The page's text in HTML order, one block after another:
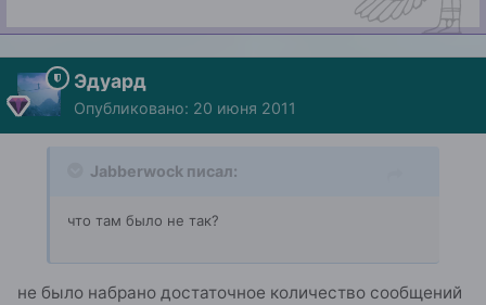
Эдуард
Опубликовано: 20 июня 2011
Jabberwock писал:
что там было не так?
не было набрано достаточное количество сообщений